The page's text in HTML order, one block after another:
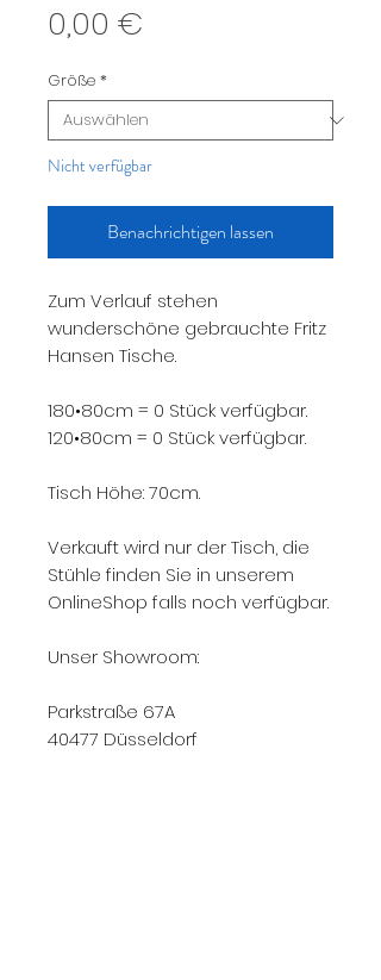
0,00 €
Größe *
Nicht verfügbar
Benachrichtigen lassen
Zum Verlauf stehen
wunderschöne gebrauchte Fritz
Hansen Tische.
180•80cm = 0 Stück verfügbar.
120•80cm = 0 Stück verfügbar.
Tisch Höhe: 70cm.
Verkauft wird nur der Tisch, die
Stühle finden Sie in unserem
OnlineShop falls noch verfügbar.
Unser Showroom:
Parkstraße 67A
40477 Düsseldorf